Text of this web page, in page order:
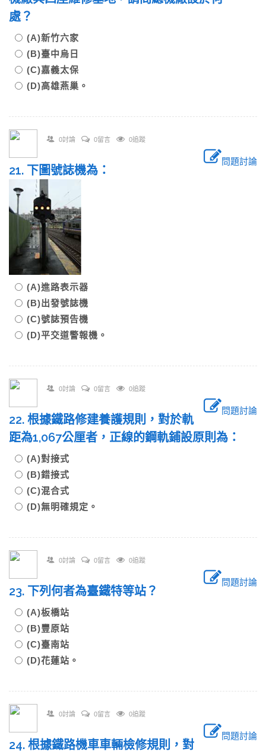
處？
(A)新竹六家
(B)臺中烏日
(C)嘉義太保
(D)高雄燕巢。
0討論 0留言 0追蹤
問題討論
21. 下圖號誌機為：
(A)進路表示器
(B)出發號誌機
(C)號誌預告機
(D)平交道警報機。
0討論 0留言 0追蹤
問題討論
22. 根據鐵路修建養護規則，對於軌
距為1,067公厘者，正線的鋼軌鋪設原則為：
(A)對接式
(B)錯接式
(C)混合式
(D)無明確規定。
0討論 0留言 0追蹤
問題討論
23. 下列何者為臺鐵特等站？
(A)板橋站
(B)豐原站
(C)臺南站
(D)花蓮站。
0討論 0留言 0追蹤
問題討論
24. 根據鐵路機車車輛檢修規則，對